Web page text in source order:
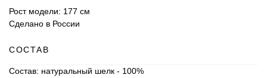
Рост модели: 177 см
Сделано в России
СОСТАВ
Состав: натуральный шелк - 100%